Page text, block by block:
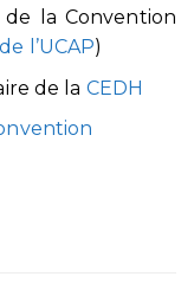
la Convention
l’UCAP)
de la CEDH